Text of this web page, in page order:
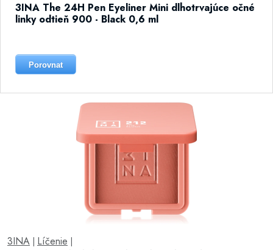
3INA The 24H Pen Eyeliner Mini dlhotrvajúce očné
linky odtieň 900 - Black 0,6 ml
Porovnat
3INA Líčenie